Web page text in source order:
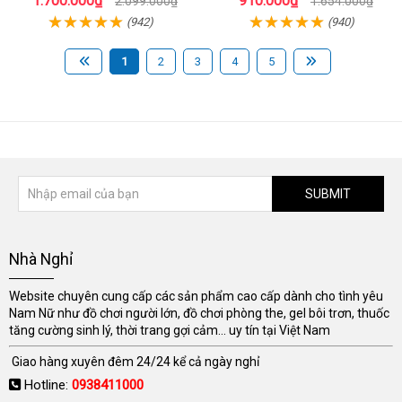
(942) (940)
1 2 3 4 5
SUBMIT
Nhà Nghỉ
Website chuyên cung cấp các sản phẩm cao cấp dành cho tình yêu
Nam Nữ như đồ chơi người lớn, đồ chơi phòng the, gel bôi trơn, thuốc
tăng cường sinh lý, thời trang gợi cảm... uy tín tại Việt Nam
Giao hàng xuyên đêm 24/24 kể cả ngày nghỉ
Hotline: 0938411000